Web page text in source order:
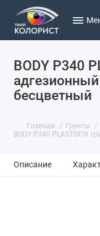
BODY P340
бесцветный
Главная
Грунты
BODY P340 PLASTOFIX
Описание